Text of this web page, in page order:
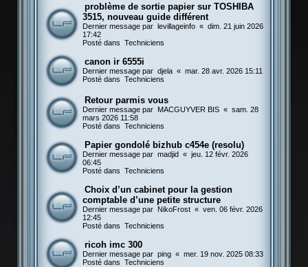
problème de sortie papier sur TOSHIBA
3515, nouveau guide différent
Dernier message par levillageinfo « dim. 21 juin 2026
17:42
Posté dans Techniciens
canon ir 6555i
Dernier message par djela « mar. 28 avr. 2026 15:11
Posté dans Techniciens
Retour parmis vous
Dernier message par MACGUYVER BIS « sam. 28
mars 2026 11:58
Posté dans Techniciens
Papier gondolé bizhub c454e (resolu)
Dernier message par madjid « jeu. 12 févr. 2026
06:45
Posté dans Techniciens
Choix d’un cabinet pour la gestion
comptable d’une petite structure
Dernier message par NikoFrost « ven. 06 févr. 2026
12:45
Posté dans Techniciens
ricoh imc 300
Dernier message par ping « mer. 19 nov. 2025 08:33
Posté dans Techniciens